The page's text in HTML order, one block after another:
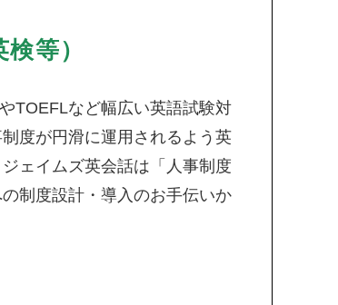
等）
TOEFLなど幅広い英語試験対
度が円滑に運用されるよう英
ェイムズ英会話は「人事制度
制度設計・導入のお手伝いか